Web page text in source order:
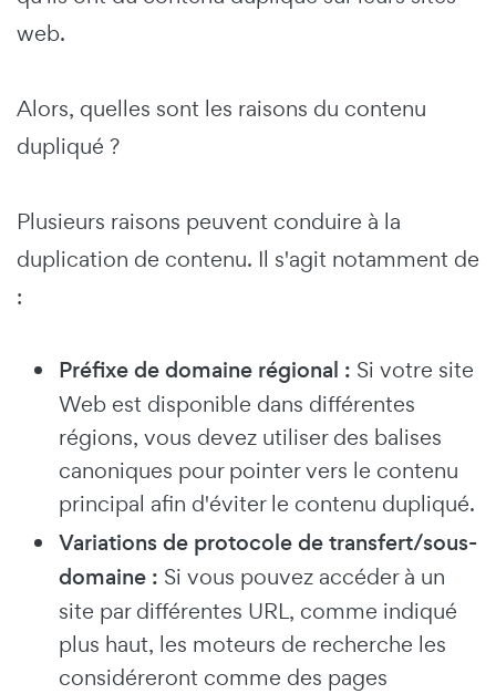
web.
Alors, quelles sont les raisons du contenu
dupliqué ?
Plusieurs raisons peuvent conduire à la
duplication de contenu. Il s'agit notamment de
:
Préfixe de domaine régional : Si votre site
Web est disponible dans différentes
régions, vous devez utiliser des balises
canoniques pour pointer vers le contenu
principal afin d'éviter le contenu dupliqué.
Variations de protocole de transfert/sous-
domaine : Si vous pouvez accéder à un
site par différentes URL, comme indiqué
plus haut, les moteurs de recherche les
considéreront comme des pages